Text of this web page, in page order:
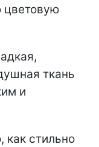
цветовую
ткань
и
как стильно